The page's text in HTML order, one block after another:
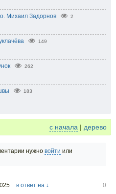
Михаил Задорнов 2
149
262
183
с начала | дерево
нужно войти или
в ответ на ↓
0